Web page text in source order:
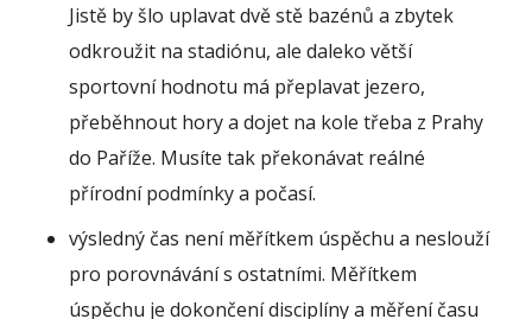
Jistě by šlo uplavat dvě stě bazénů a zbytek
odkroužit na stadiónu, ale daleko větší
sportovní hodnotu má přeplavat jezero,
přeběhnout hory a dojet na kole třeba z Prahy
do Paříže. Musíte tak překonávat reálné
přírodní podmínky a počasí.
výsledný čas není měřítkem úspěchu a neslouží
pro porovnávání s ostatními. Měřítkem
úspěchu je dokončení disciplíny a měření času